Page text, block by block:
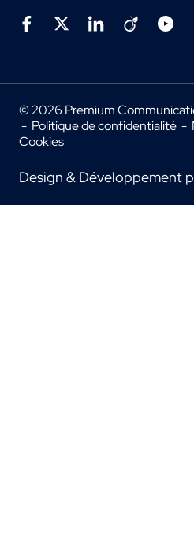
© 2026 Premium
- Politique de confidentialité -
Cookies
Design & Développement